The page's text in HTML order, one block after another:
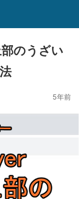
のうざい
5年前